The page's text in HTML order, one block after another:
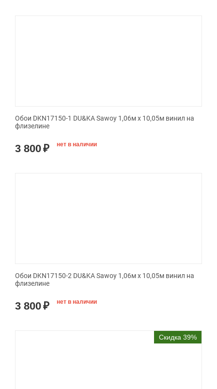
Обои DKN17150-1 DU&KA Sawoy 1,06м х 10,05м винил на
флизелине
3 800₽ нет в наличии
Обои DKN17150-2 DU&KA Sawoy 1,06м х 10,05м винил на
флизелине
3 800₽ нет в наличии
Скидка 39%